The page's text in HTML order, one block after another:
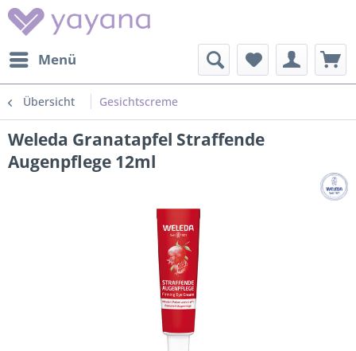
Menü
Übersicht Gesichtscreme
Weleda Granatapfel Straffende
Augenpflege 12ml